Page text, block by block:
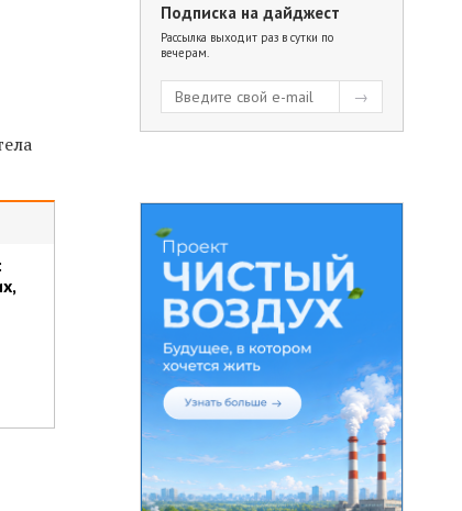
Подписка на дайджест
Рассылка выходит раз в сутки по
вечерам.